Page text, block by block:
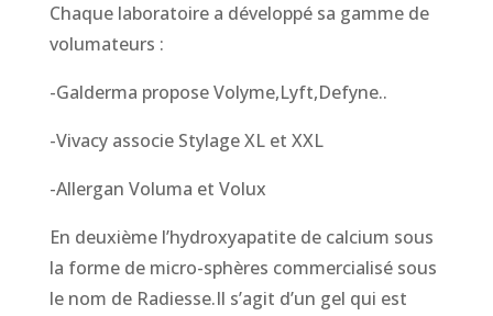
Chaque laboratoire a développé sa gamme de
volumateurs :
-Galderma propose Volyme,Lyft,Defyne..
-Vivacy associe Stylage XL et XXL
-Allergan Voluma et Volux
En deuxième l’hydroxyapatite de calcium sous
la forme de micro-sphères commercialisé sous
le nom de Radiesse.Il s’agit d’un gel qui est